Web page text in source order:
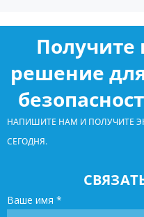
Получите
решение
НАПИШИТЕ НАМ И ПОЛУЧИТЕ
СЕГОДНЯ.
Ваше имя *